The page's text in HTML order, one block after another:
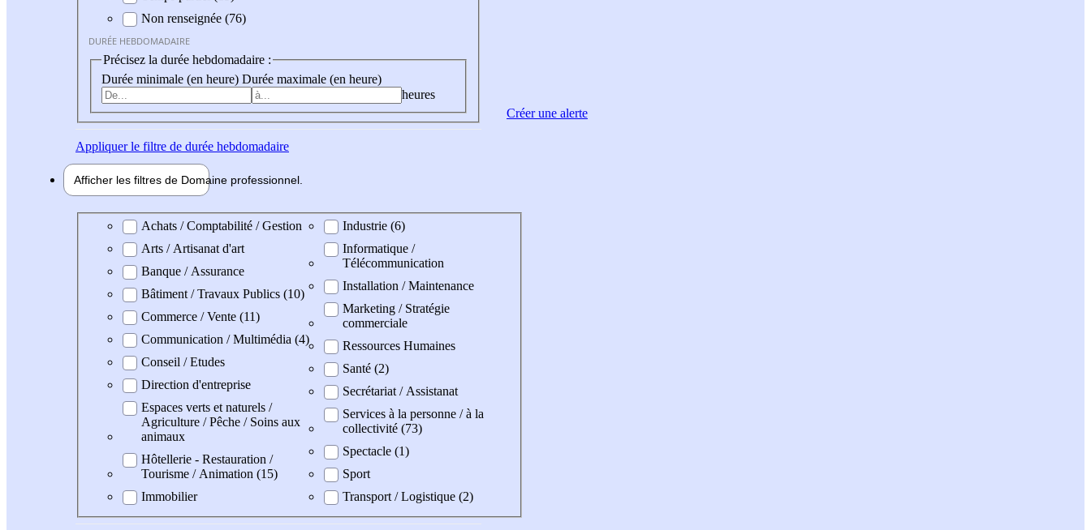
Non renseignée (76)
DURÉE HEBDOMADAIRE
Précisez la durée hebdomadaire :
Durée minimale (en heure) Durée maximale (en heure)
heures
Appliquerle filtre de durée hebdomadaire
Afficher les filtres de Domaine professionnel
Domaine professionel
Achats / Comptabilité / Gestion
Arts / Artisanat d'art
Banque / Assurance
Bâtiment / Travaux Publics (10)
Commerce / Vente (11)
Communication / Multimédia (4)
Conseil / Etudes
Direction d'entreprise
Espaces verts et naturels /
Agriculture / Pêche / Soins aux
animaux
Hôtellerie - Restauration /
Tourisme / Animation (15)
Immobilier
Industrie (6)
Informatique /
Télécommunication
Installation / Maintenance
Marketing / Stratégie
commerciale
Ressources Humaines
Santé (2)
Secrétariat / Assistanat
Services à la personne / à la
collectivité (73)
Spectacle (1)
Sport
Transport / Logistique (2)
Créer une alerte